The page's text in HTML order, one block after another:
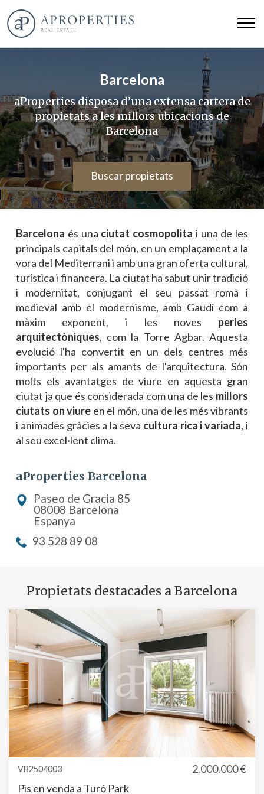
Barcelona
aProperties disposa d’una extensa cartera de
propietats a les millors ubicacions de
Barcelona
Buscar propietats
Barcelona és una ciutat cosmopolita i una de les
principals capitals del món, en un emplaçament a la
vora del Mediterrani i amb una gran oferta cultural,
turística i financera. La ciutat ha sabut unir tradició
i modernitat, conjugant el seu passat romà i
medieval amb el modernisme, amb Gaudí com a
màxim exponent, i les noves perles
arquitectòniques, com la Torre Agbar. Aquesta
evolució l'ha convertit en un dels centres més
importants per als amants de l'arquitectura. Són
molts els avantatges de viure en aquesta gran
ciutat ja que és considerada com una de les millors
ciutats on viure en el món, una de les més vibrants
i animades gràcies a la seva cultura rica i variada, i
al seu excel·lent clima.
aProperties Barcelona
Paseo de Gracia 85
08008 Barcelona
Espanya
93 528 89 08
Propietats destacades a Barcelona
VB2504003
2.000.000 €
Pis en venda a Turó Park